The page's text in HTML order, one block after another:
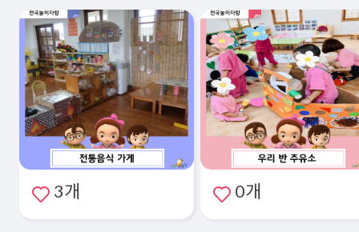
3개 0개